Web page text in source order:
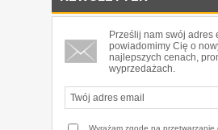
Prześlij nam swój adres
powiadomimy Cię o
najlepszych cenach,
wyprzedażach.
Wyrażam zgodę na przetwarzanie